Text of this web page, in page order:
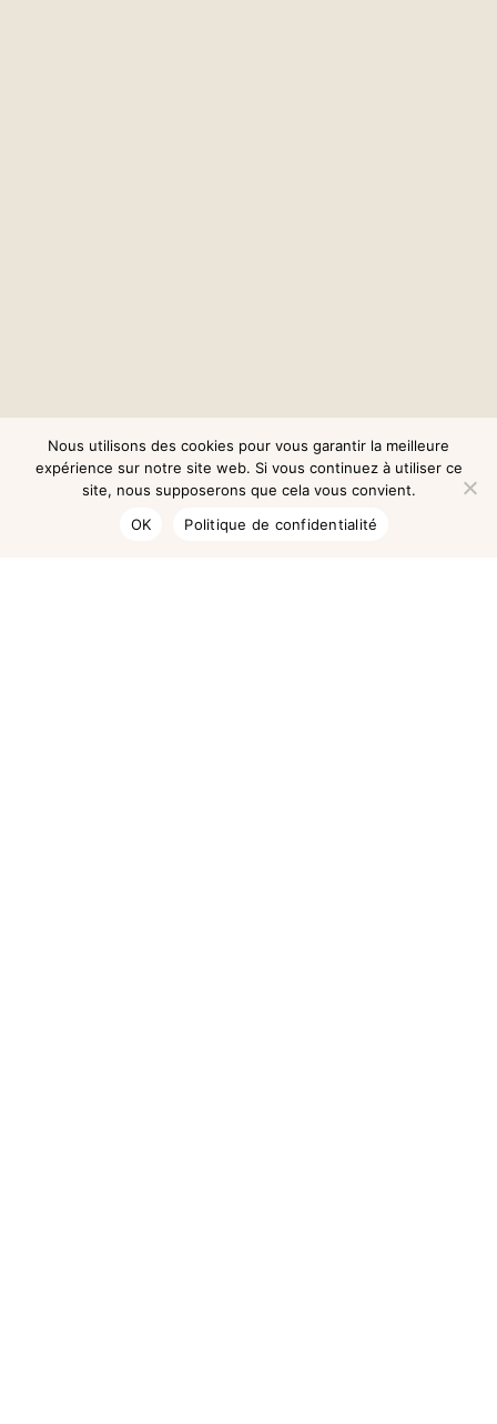
Nous utilisons des cookies pour vous garantir la meilleure
expérience sur notre site web. Si vous continuez à utiliser ce
site, nous supposerons que cela vous convient.
OK
Politique de confidentialité